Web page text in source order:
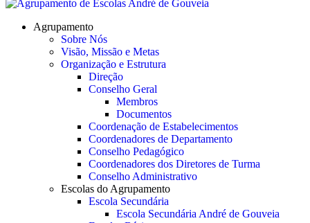
Agrupamento
Sobre Nós
Visão, Missão e Metas
Organização e Estrutura
Direção
Conselho Geral
Membros
Documentos
Coordenação de Estabelecimentos
Coordenadores de Departamento
Conselho Pedagógico
Coordenadores dos Diretores de Turma
Conselho Administrativo
Escolas do Agrupamento
Escola Secundária
Escola Secundária André de Gouveia